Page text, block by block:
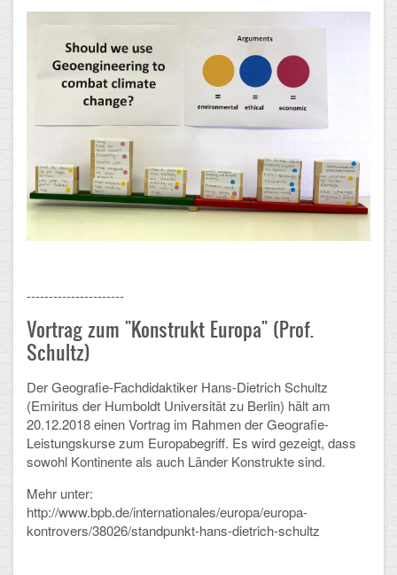
Kurswahl 10. Kl.
Umwahl 11. Kl.
mPA
Wahlfächer
TERMINE
CLOUD
Gitlab
----------------------
Vortrag zum "Konstrukt Europa" (Prof.
Schultz)
Der Geografie-Fachdidaktiker Hans-Dietrich Schultz
(Emiritus der Humboldt Universität zu Berlin) hält am
20.12.2018 einen Vortrag im Rahmen der Geografie-
Leistungskurse zum Europabegriff. Es wird gezeigt, dass
sowohl Kontinente als auch Länder Konstrukte sind.
Mehr unter:
http://www.bpb.de/internationales/europa/europa-
kontrovers/38026/standpunkt-hans-dietrich-schultz